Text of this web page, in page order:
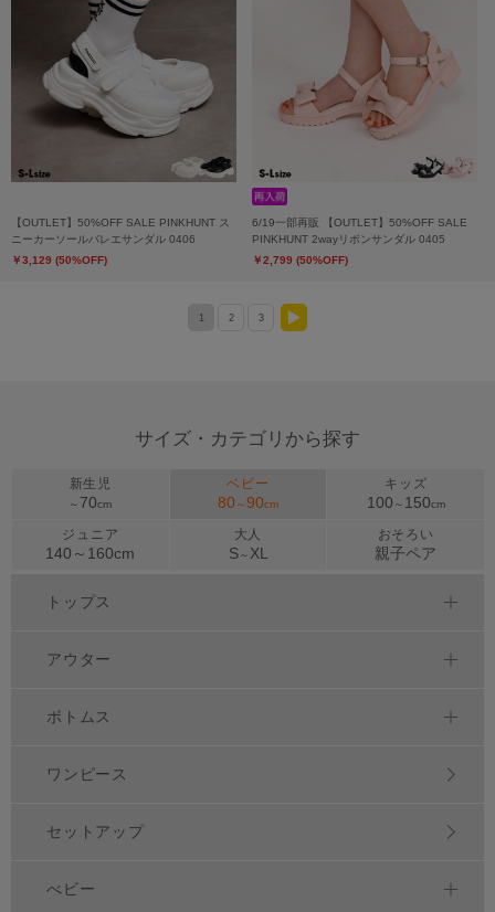
【OUTLET】50%OFF SALE PINKHUNT ス
ニーカーソールバレエサンダル 0406
￥3,129 (50%OFF)
6/19一部再販 【OUTLET】50%OFF SALE
PINKHUNT 2wayリボンサンダル 0405
￥2,799 (50%OFF)
1 2 3
サイズ・カテゴリから探す
新生児
～ 70cm
ベビー
80 ～90cm
キッズ
100 ～ 150cm
ジュニア
140～ 160cm
大人
S～ XL
おそろい
親子ペア
トップス
アウター
ボトムス
ワンピース
セットアップ
べビー